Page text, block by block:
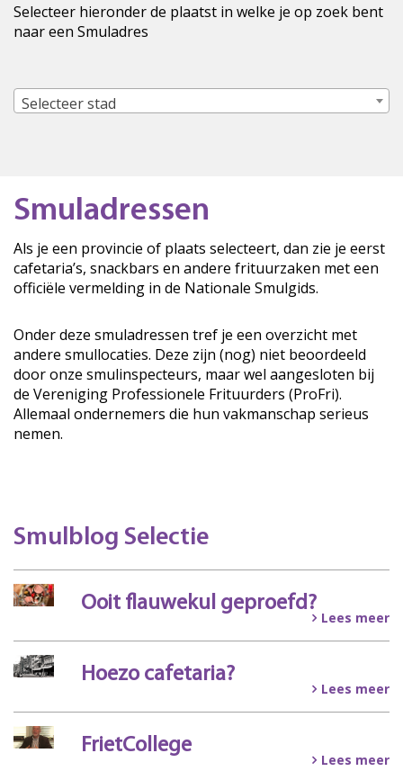
Selecteer hieronder de plaatst in welke je op zoek bent
naar een Smuladres
Selecteer stad
Smuladressen
Als je een provincie of plaats selecteert, dan zie je eerst
cafetaria’s, snackbars en andere frituurzaken met een
officiële vermelding in de Nationale Smulgids.
Onder deze smuladressen tref je een overzicht met
andere smullocaties. Deze zijn (nog) niet beoordeeld
door onze smulinspecteurs, maar wel aangesloten bij
de Vereniging Professionele Frituurders (ProFri).
Allemaal ondernemers die hun vakmanschap serieus
nemen.
Smulblog Selectie
Ooit flauwekul geproefd?
Lees meer
Hoezo cafetaria?
Lees meer
FrietCollege
Lees meer